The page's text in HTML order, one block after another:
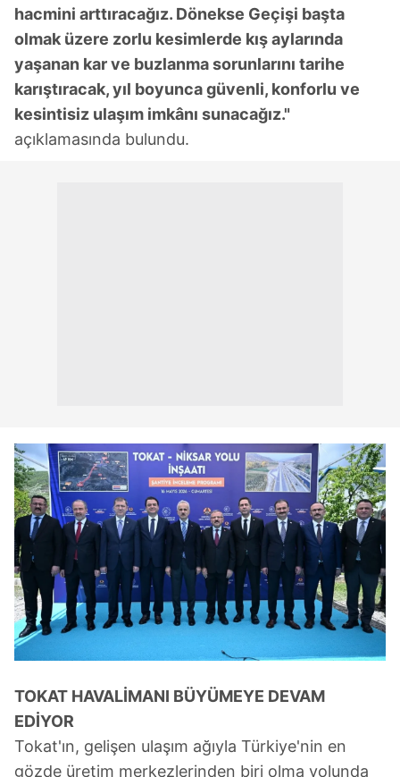
hacmini arttıracağız. Dönekse Geçişi başta
olmak üzere zorlu kesimlerde kış aylarında
yaşanan kar ve buzlanma sorunlarını tarihe
karıştıracak, yıl boyunca güvenli, konforlu ve
kesintisiz ulaşım imkânı sunacağız."
açıklamasında bulundu.
TOKAT HAVALİMANI BÜYÜMEYE DEVAM
EDİYOR
Tokat'ın, gelişen ulaşım ağıyla Türkiye'nin en
gözde üretim merkezlerinden biri olma yolunda